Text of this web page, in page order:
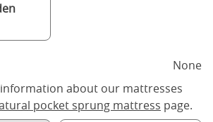
None
about our mattresses
pocket sprung mattress page.